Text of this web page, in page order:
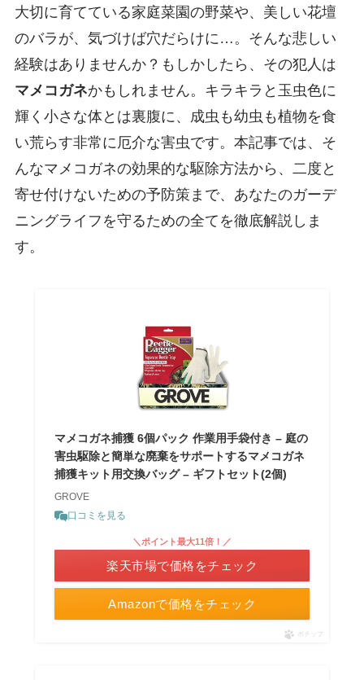
大切に育てている家庭菜園の野菜や、美しい花壇
のバラが、気づけば穴だらけに…。そんな悲しい
経験はありませんか？もしかしたら、その犯人は
マメコガネかもしれません。キラキラと玉虫色に
輝く小さな体とは裏腹に、成虫も幼虫も植物を食
い荒らす非常に厄介な害虫です。本記事では、そ
んなマメコガネの効果的な駆除方法から、二度と
寄せ付けないための予防策まで、あなたのガーデ
ニングライフを守るための全てを徹底解説しま
す。
マメコガネ捕獲 6個パック 作業用手袋付き – 庭の
害虫駆除と簡単な廃棄をサポートするマメコガネ
捕獲キット用交換バッグ – ギフトセット(2個)
GROVE
口コミを見る
Amazonで価格をチェック
＼ポイント最大11倍！／
楽天市場で価格をチェック
ポチップ